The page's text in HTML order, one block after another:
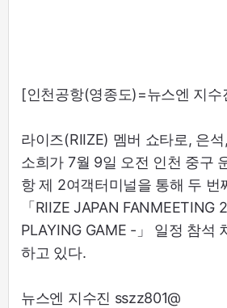
[인천공항(영종도)=뉴스엔 지수
라이즈(RIIZE) 멤버 쇼타로, 은
소희가 7월 9일 오전 인천 중구
항 제 2여객터미널을 통해 두 번
「RIIZE JAPAN FANMEETING
PLAYING GAME -」 일정 참석
하고 있다.
뉴스엔 지수진 sszz801@